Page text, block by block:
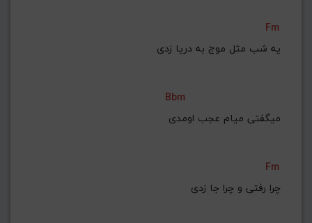
Fm
Bbm
میگفتی میام عجب اومدی
Fm
چرا رفتی و چرا جا زدی